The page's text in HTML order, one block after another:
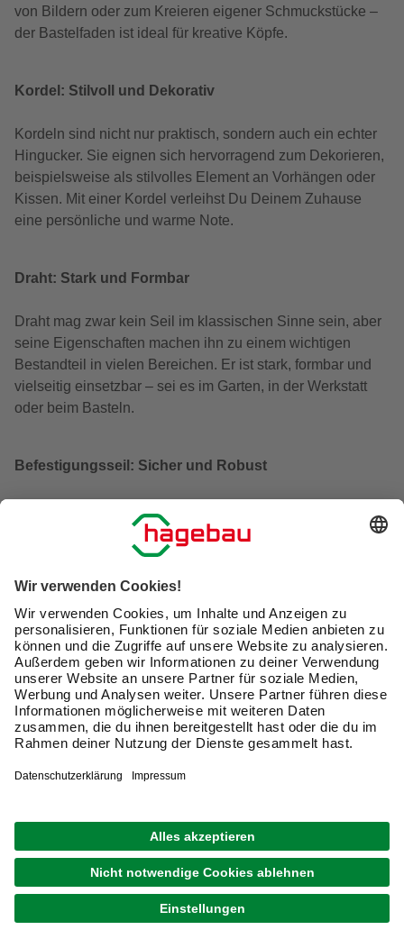
von Bildern oder zum Kreieren eigener Schmuckstücke –
der Bastelfaden ist ideal für kreative Köpfe.
Kordel: Stilvoll und Dekorativ
Kordeln sind nicht nur praktisch, sondern auch ein echter
Hingucker. Sie eignen sich hervorragend zum Dekorieren,
beispielsweise als stilvolles Element an Vorhängen oder
Kissen. Mit einer Kordel verleihst Du Deinem Zuhause
eine persönliche und warme Note.
Draht: Stark und Formbar
Draht mag zwar kein Seil im klassischen Sinne sein, aber
seine Eigenschaften machen ihn zu einem wichtigen
Bestandteil in vielen Bereichen. Er ist stark, formbar und
vielseitig einsetzbar – sei es im Garten, in der Werkstatt
oder beim Basteln.
Befestigungsseil: Sicher und Robust
Lasten zu tragen und zu sichern. Sie sind extrem
widerstandsfähig und zuverlässig. Egal, ob es darum geht,
Camping – ein gutes Befestigungsseil ist unerlässlich.
PP Seil: Leicht und Wasserresistent
PP Seile, hergestellt aus Polypropylen, sind bekannt für
ihre Leichtigkeit und Wasserresistenz. Sie eignen sich
hervorragend für den Einsatz im Freien, beispielsweise auf
strapazierfähig und langlebig.
Wellenreiterleine: Dein Partner im Wasser
Für alle Wassersportfans ist die Wellenreiterleine ein
Muss. Sie sorgt dafür, dass Du und Dein Board nicht
getrennt werden, selbst wenn die Wellen mal höher